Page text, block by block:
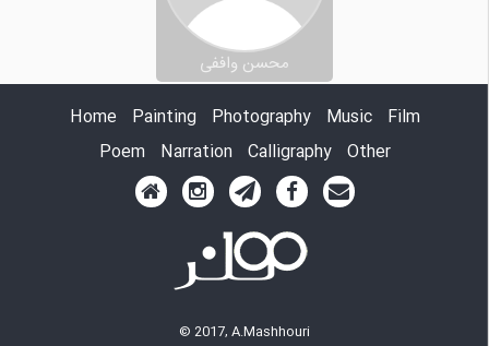
محسن واففی
Home
Painting Photography Music
Film
Poem
Narration Calligraphy Other
© 2017, A.Mashhouri